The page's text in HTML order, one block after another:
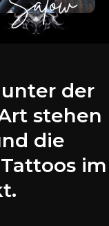
der
stehen
die
im